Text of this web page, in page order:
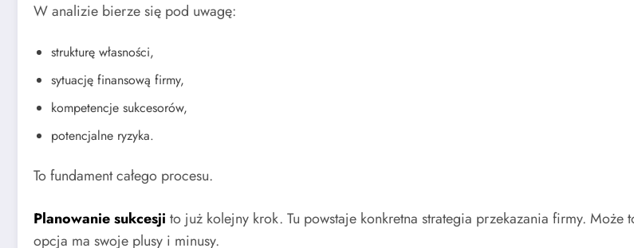
W analizie bierze się pod uwagę:
strukturę własności,
sytuację finansową firmy,
kompetencje sukcesorów,
potencjalne ryzyka.
To fundament całego procesu.
Planowanie sukcesji to już kolejny krok. Tu powstaje konkretna strategia przekazania firmy.
opcja ma swoje plusy i minusy.